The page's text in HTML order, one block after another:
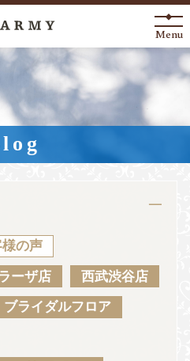
Arrival
Ring
Menu
の声
ーザ店 西武渋谷店
ライダルフロア